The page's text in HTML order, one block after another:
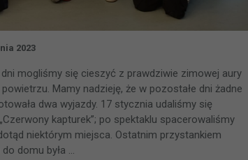
2023
mogliśmy się cieszyć z prawdziwie zimowej aury
Mamy nadzieję, że w pozostałe dni żadne
dwa wyjazdy. 17 stycznia udaliśmy się
kapturek”; po spektaklu spacerowaliśmy
niektórym miejsca. Ostatnim przystankiem
domu była …